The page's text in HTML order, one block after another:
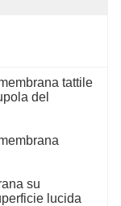
tattile
del
su
lucida